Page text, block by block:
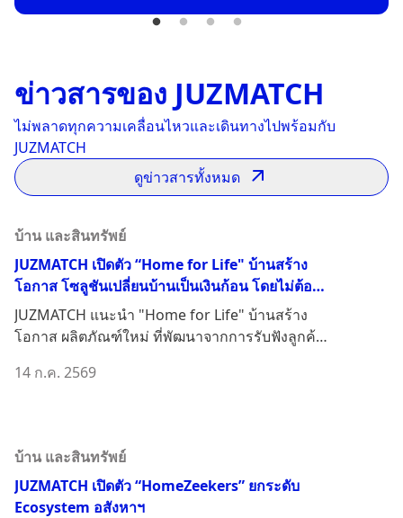
ข่าวสารของ JUZMATCH
ไม่พลาดทุกความเคลื่อนไหวและเดินทางไปพร้อมกับ
JUZMATCH
ดูข่าวสารทั้งหมด
บ้าน และสินทรัพย์
JUZMATCH เปิดตัว “Home for Life" บ้านสร้าง
โอกาส โซลูชันเปลี่ยนบ้านเป็นเงินก้อน โดยไม่ต้อง
ย้ายออก พร้อมสิทธิ์ซื้อคืนที่มั่นคง
JUZMATCH แนะนำ "Home for Life" บ้านสร้าง
โอกาส ผลิตภัณฑ์ใหม่ ที่พัฒนาจากการรับฟังลูกค้า
14 ก.ค. 2569
บ้าน และสินทรัพย์
JUZMATCH เปิดตัว “HomeZeekers” ยกระดับ
Ecosystem อสังหาฯ